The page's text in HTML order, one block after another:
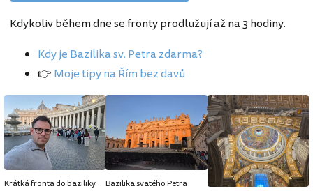
Kdykoliv během dne se fronty prodlužují až na 3 hodiny.
Kdy je Bazilika sv. Petra zdarma?
👉 Moje tipy na Řím bez davů
Krátká fronta do baziliky
Bazilika svatého Petra